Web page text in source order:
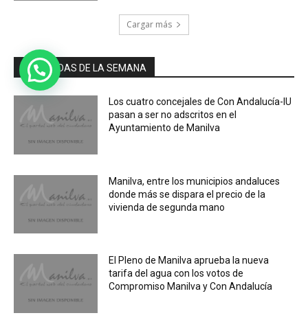
Cargar más
MÁS LEIDAS DE LA SEMANA
Los cuatro concejales de Con Andalucía-IU
pasan a ser no adscritos en el
Ayuntamiento de Manilva
Manilva, entre los municipios andaluces
donde más se dispara el precio de la
vivienda de segunda mano
El Pleno de Manilva aprueba la nueva
tarifa del agua con los votos de
Compromiso Manilva y Con Andalucía